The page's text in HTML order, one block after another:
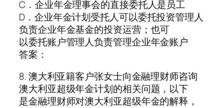
C．企业年金理事会的直接委托人是员工
D．企业年金计划受托人可以委托投资管理人
负责企业年金基金的投资运营；也可
以委托账户管理人负责管理企业年金账户
答案：
8. 澳大利亚籍客户张女士向金融理财师咨询
澳大利亚超级年金计划的相关问题，以下
是金融理财师对澳大利亚超级年金的解释，